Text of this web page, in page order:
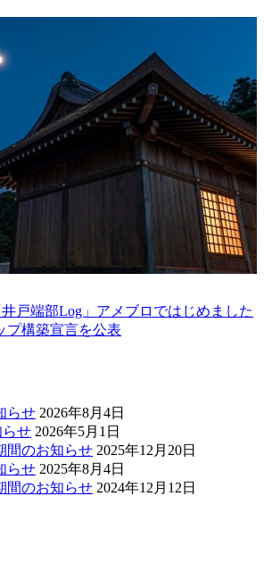
戸端部Log」アメブロではじめました
プ構築宣言を公表
らせ 2026年8月4日
せ 2026年5月1日
間のお知らせ 2025年12月20日
らせ 2025年8月4日
間のお知らせ 2024年12月12日